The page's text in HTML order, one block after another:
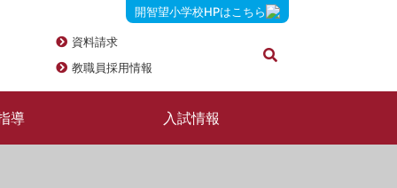
開智望小学校HPはこちら
資料請求
教職員採用情報
導 入試情報